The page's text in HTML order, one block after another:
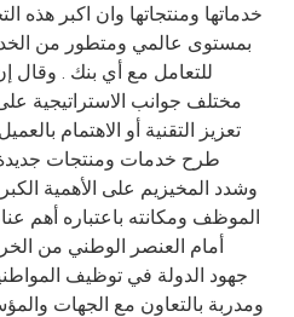
خدماتها ومنتجاتها وان اكبر هذه
بمستوى عالمي ومتطور من
للتعامل مع أي بنك . وقال
مختلف جوانب الاستراتيجية
تعزيز التقنية أو الاهتمام
طرح خدمات ومنتجات جديدة
وشدد المخيزيم على الأهمية
الموظف ومكانته باعتباره أهم
أمام العنصر الوطني من
جهود الدولة في توظيف
ومدربة بالتعاون مع الجهات